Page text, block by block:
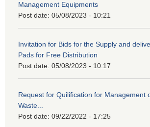
Management Equipments
Post date: 05/08/2023 - 10:21
Invitation for Bids for the Supply and
Pads for Free Distribution
Post date: 05/08/2023 - 10:17
Request for Quilification for Management
Waste...
Post date: 09/22/2022 - 17:25